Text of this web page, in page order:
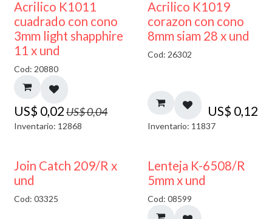
50% DESCUENTO
Acrilico K1011
cuadrado con cono
3mm light shapphire
11 x und
Cod: 20880
US$ 0,02US$0,04
Inventario: 12868
Acrilico K1019
corazon con cono
8mm siam 28 x und
Cod: 26302
US$ 0,12
Inventario: 11837
Join Catch 209/R x
und
Cod: 03325 50% DESCUENTO
Lenteja K-6508/R
5mm x und
Cod: 08599